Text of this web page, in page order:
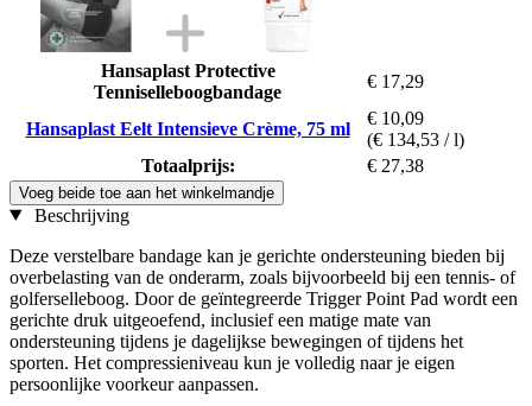
Hansaplast Protective
Tenniselleboogbandage
€ 17,29
Hansaplast Eelt Intensieve Crème, 75 ml
€ 10,09
(€ 134,53 / l)
Totaalprijs:
€ 27,38
Voeg beide toe aan het winkelmandje
Beschrijving
Deze verstelbare bandage kan je gerichte ondersteuning bieden bij
overbelasting van de onderarm, zoals bijvoorbeeld bij een tennis- of
golferselleboog. Door de geïntegreerde Trigger Point Pad wordt een
gerichte druk uitgeoefend, inclusief een matige mate van
ondersteuning tijdens je dagelijkse bewegingen of tijdens het
sporten. Het compressieniveau kun je volledig naar je eigen
persoonlijke voorkeur aanpassen.